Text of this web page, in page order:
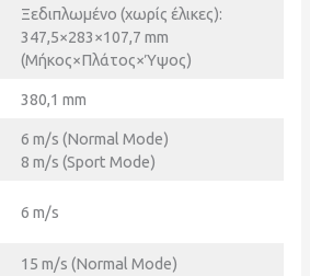
Ξεδιπλωμένο (χωρίς έλικες):
347,5×283×107,7 mm
(Μήκος×Πλάτος×Ύψος)
380,1 mm
6 m/s (Normal Mode)
8 m/s (Sport Mode)
6 m/s
15 m/s (Normal Mode)